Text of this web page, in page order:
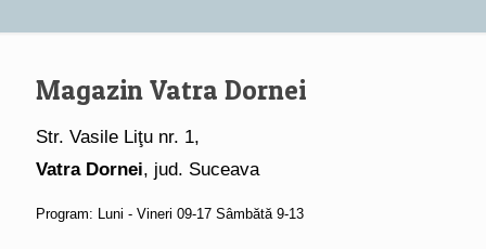
Magazin Vatra Dornei
Str. Vasile Liţu nr. 1,
Vatra Dornei, jud. Suceava
Program: Luni - Vineri 09-17 Sâmbătă 9-13